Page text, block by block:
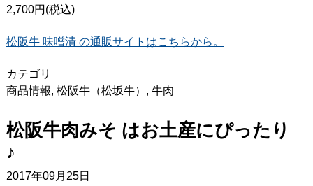
2,700円(税込)
松阪牛 味噌漬 の通販サイトはこちらから。
カテゴリ
商品情報, 松阪牛（松坂牛） , 牛肉
松阪牛肉みそ はお土産にぴったり
2017年09月25日